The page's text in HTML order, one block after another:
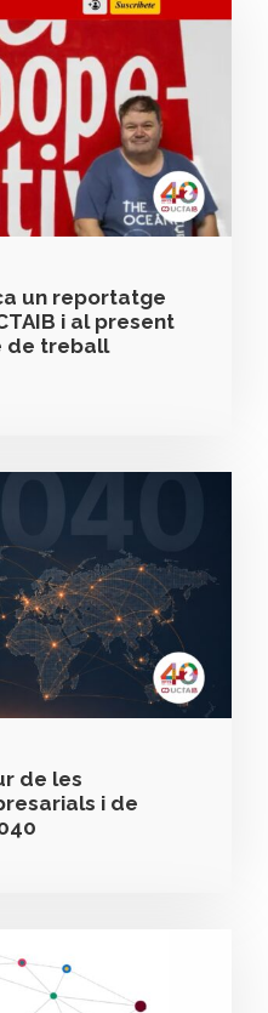
un reportatge
i al present
de treball
de les
i de